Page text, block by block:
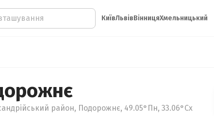
КиївЛьвівВінницяХмельницький
район, Подорожнє, 49.05°Пн, 33.06°Сх